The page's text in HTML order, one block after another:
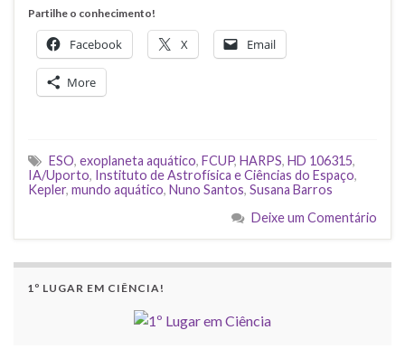
Partilhe o conhecimento!
Facebook X Email
More
ESO, exoplaneta aquático, FCUP, HARPS, HD 106315,
IA/Uporto, Instituto de Astrofísica e Ciências do Espaço,
Kepler, mundo aquático, Nuno Santos, Susana Barros
Deixe um Comentário
1º LUGAR EM CIÊNCIA!